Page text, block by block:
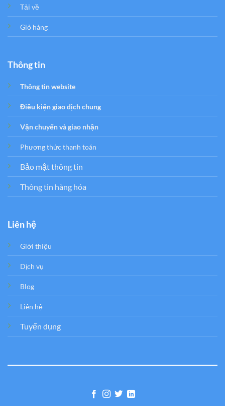
Tải về
Giỏ hàng
Thông tin
Thông tin website
Điều kiện giao dịch chung
Vận chuyển và giao nhận
Phương thức thanh toán
Bảo mật thông tin
Thông tin hàng hóa
Liên hệ
Giới thiệu
Dịch vụ
Blog
Liên hệ
Tuyển dụng